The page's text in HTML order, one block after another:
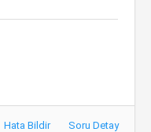
Hata Bildir Soru Detay